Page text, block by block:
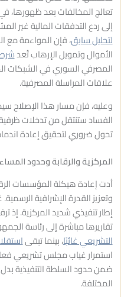
تعالج المخالفات بعد ظهورها،
إلى ردع التدفقات المالية غير
لتحليل سابق، فإن المواءمة مع
الأموال وتمويل الإرهاب تُعد
المصرفي السوري في الشبكات
علاقات المراسلة المصرفية.
وعليه، فإن مسار هذا الإصلاح
الفساد ستنتقل من تدخلات
تحول ضروري لتحقيق إعادة
المركزية والرقابة وحدود
أدت إعادة هيكلة المؤسسات
وتعزيز القدرة الإشرافية
إطار تنفيذي شديد المركزية. إذ
تقاريرها مباشرة إلى رئاسة
التشريعي غائبًا، بينما تبقى
استمرار غياب مجلس تشريعي
ضمن حدود السلطة التنفيذية
المختلفة.